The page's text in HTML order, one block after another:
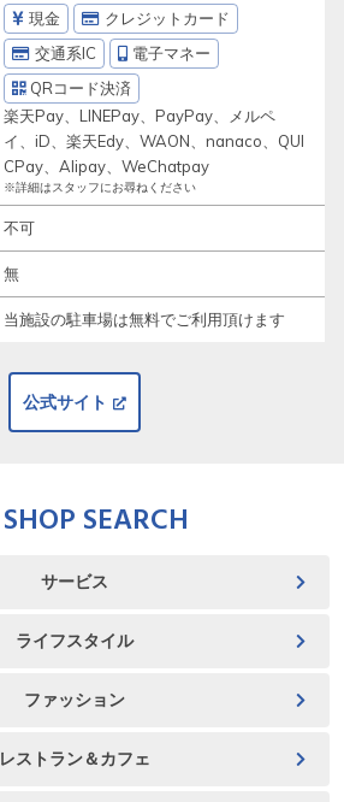
現金
クレジットカード
交通系IC
電子マネー
QRコード決済
楽天Pay、LINEPay、PayPay、メルペ
イ、iD、楽天Edy、WAON、nanaco、QUI
CPay、Alipay、WeChatpay
※詳細はスタッフにお尋ねください
不可
無
当施設の駐車場は無料でご利用頂けます
公式サイト
SHOP SEARCH
サービス
ライフスタイル
ファッション
レストラン＆カフェ